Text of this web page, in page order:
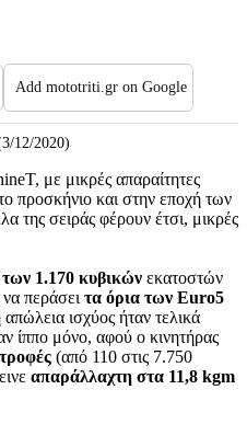
Add mototriti.gr on Google
12/2020)
με μικρές απαραίτητες
προσκήνιο και στην εποχή των
της σειράς φέρουν έτσι, μικρές
1.170 κυβικών εκατοστών
περάσει τα όρια των Euro5
ισχύος ήταν τελικά
ίππο μόνο, αφού ο κινητήρας
(από 110 στις 7.750
απαράλλαχτη στα 11,8 kgm